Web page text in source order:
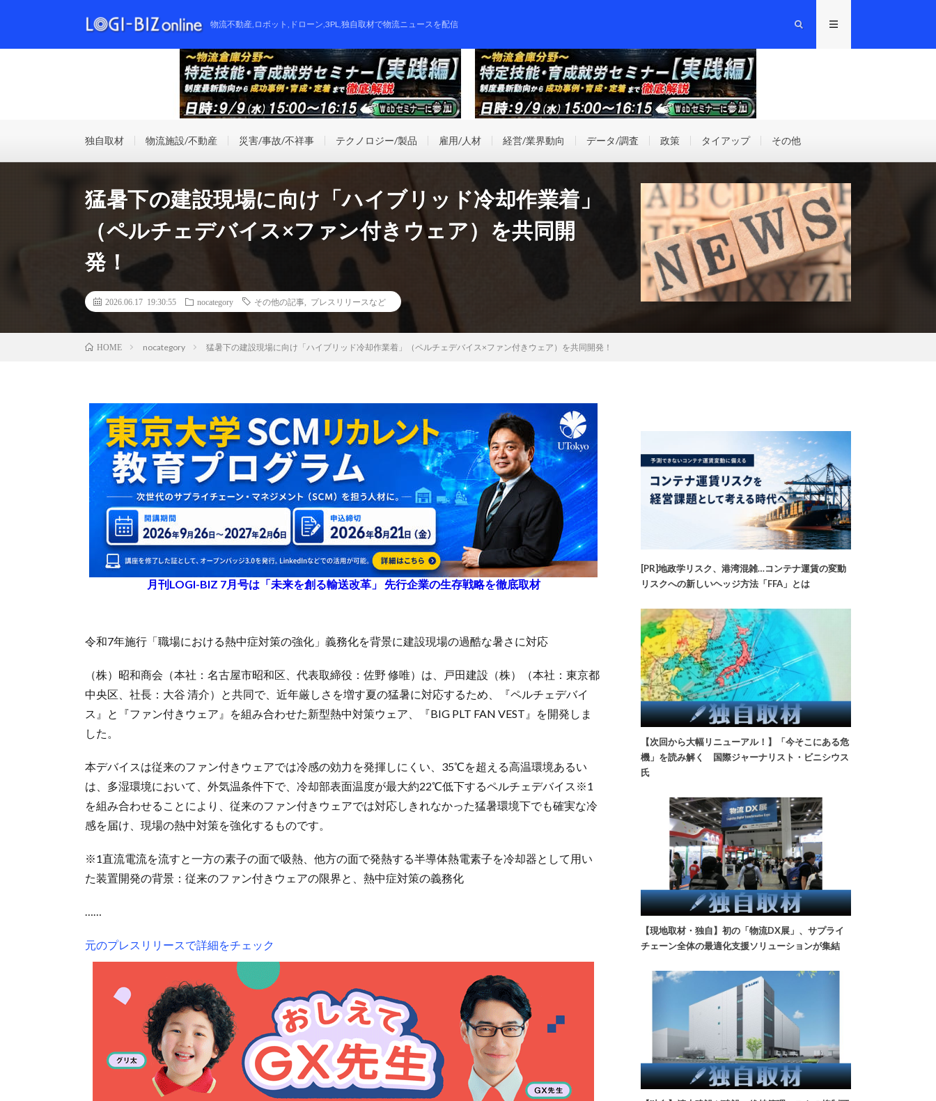
物流不動産,ロボット,ドローン,3PL,独自取材で物流ニュースを配信
独自取材 物流施設/不動産 災害/事故/不祥事 テクノロジー/製品 雇用/人材 経営/業界動向 データ/調査 政策 タイアップ その他
猛暑下の建設現場に向け「ハイブリッド冷却作業着」
（ペルチェデバイス×ファン付きウェア）を共同開
発！
2026.06.17 19:30:55 nocategory その他の記事 プレスリリースなど
HOME nocategory 猛暑下の建設現場に向け「ハイブリッド冷却作業着」（ペルチェデバイス×ファン付きウェア）を共同開発！
月刊LOGI-BIZ 7月号は「未来を創る輸送改革」 先行企業の生存戦略を徹底取材
令和7年施行「職場における熱中症対策の強化」義務化を背景に建設現場の過酷な暑さに対応
（株）昭和商会（本社：名古屋市昭和区、代表取締役：佐野 修唯）は、戸田建設（株）（本社：東京都
中央区、社長：大谷 清介）と共同で、近年厳しさを増す夏の猛暑に対応するため、『ペルチェデバイ
ス』と『ファン付きウェア』を組み合わせた新型熱中対策ウェア、『BIG PLT FAN VEST』を開発しま
した。
本デバイスは従来のファン付きウェアでは冷感の効力を発揮しにくい、35℃を超える高温環境あるい
は、多湿環境において、外気温条件下で、冷却部表面温度が最大約22℃低下するペルチェデバイス※1
を組み合わせることにより、従来のファン付きウェアでは対応しきれなかった猛暑環境下でも確実な冷
感を届け、現場の熱中対策を強化するものです。
※1直流電流を流すと一方の素子の面で吸熱、他方の面で発熱する半導体熱電素子を冷却器として用い
た装置開発の背景：従来のファン付きウェアの限界と、熱中症対策の義務化
……
元のプレスリリースで詳細をチェック
[PR]地政学リスク、港湾混雑…コンテナ運賃の変動
リスクへの新しいヘッジ方法「FFA」とは
【次回から大幅リニューアル！】「今そこにある危
機」を読み解く 国際ジャーナリスト・ビニシウス
氏
【現地取材・独自】初の「物流DX展」、サプライ
チェーン全体の最適化支援ソリューションが集結